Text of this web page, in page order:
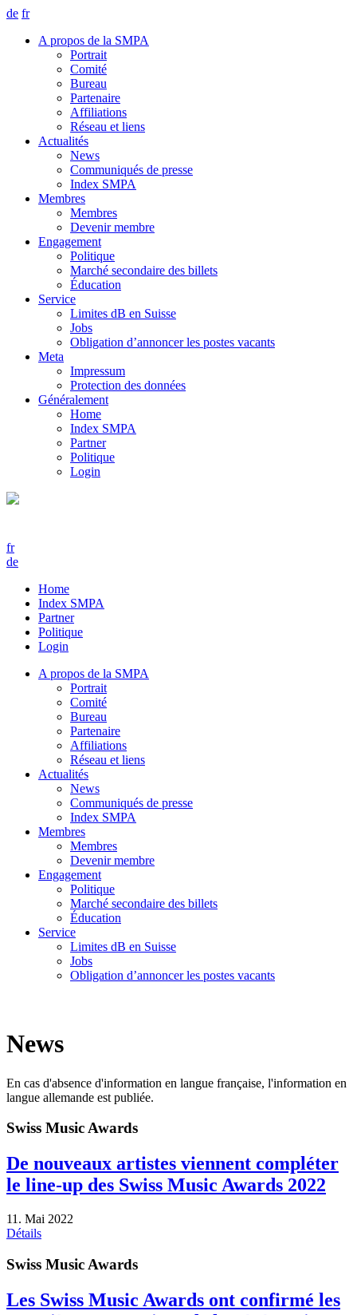
de fr
A propos de la SMPA
Portrait
Comité
Bureau
Partenaire
Affiliations
Réseau et liens
Actualités
News
Communiqués de presse
Index SMPA
Membres
Membres
Devenir membre
Engagement
Politique
Marché secondaire des billets
Éducation
Service
Limites dB en Suisse
Jobs
Obligation d’annoncer les postes vacants
Meta
Impressum
Protection des données
Généralement
Home
Index SMPA
Partner
Politique
Login
fr
de
Home
Index SMPA
Partner
Politique
Login
A propos de la SMPA
Portrait
Comité
Bureau
Partenaire
Affiliations
Réseau et liens
Actualités
News
Communiqués de presse
Index SMPA
Membres
Membres
Devenir membre
Engagement
Politique
Marché secondaire des billets
Éducation
Service
Limites dB en Suisse
Jobs
Obligation d’annoncer les postes vacants
News
En cas d'absence d'information en langue française, l'information en
langue allemande est publiée.
Swiss Music Awards
De nouveaux artistes viennent compléter
le line-up des Swiss Music Awards 2022
11. Mai 2022
Détails
Swiss Music Awards
Les Swiss Music Awards ont confirmé les